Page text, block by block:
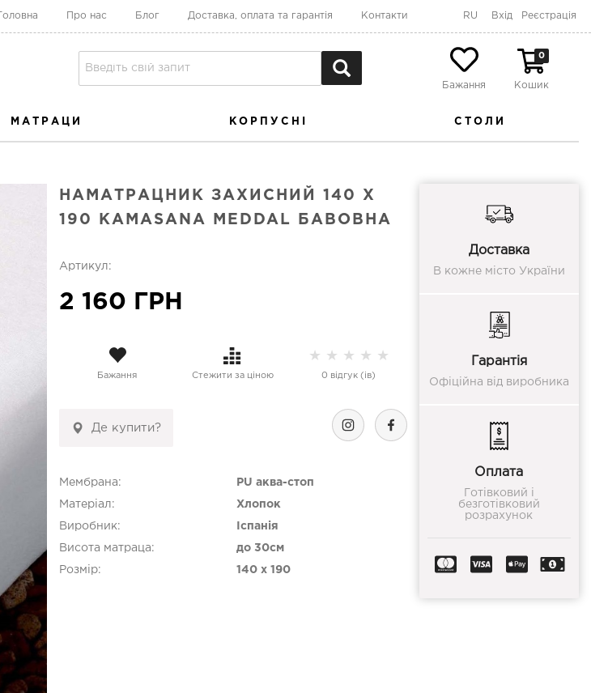
Головна Про нас Блог Доставка, оплата та гарантія Контакти RU Вхід Реєстрація
Бажання
0
Кошик
МАТРАЦИ КОРПУСНІ СТОЛИ
НАМАТРАЦНИК ЗАХИСНИЙ 140 X
190 KAMASANA MEDDAL БАВОВНА
Артикул:
2 160 ГРН
Бажання Стежити за ціною
★ ★ ★ ★ ★
0 відгук (ів)
Де купити?
Мембрана: PU аква-стоп
Матеріал: Хлопок
Виробник: Іспанія
Висота матраца: до 30см
Розмір: 140 x 190
Доставка
В кожне місто України
Гарантія
Офіційна від виробника
Оплата
Готівковий і
безготівковий
розрахунок